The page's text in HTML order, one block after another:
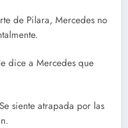
de Pilara, Mercedes no
dice a Mercedes que
siente atrapada por las